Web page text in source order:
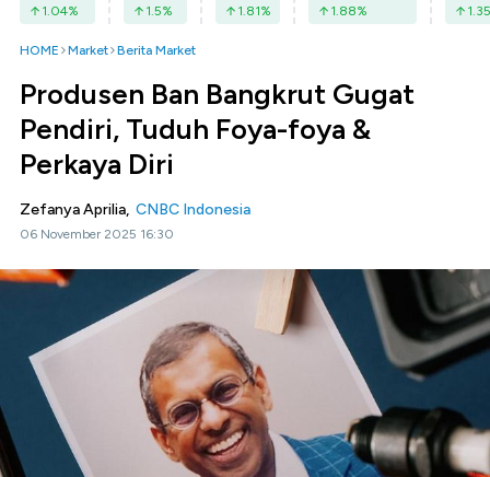
1.04% 1.5% 1.81% 1.88% 1.35
HOME Market Berita Market
Produsen Ban Bangkrut Gugat
Pendiri, Tuduh Foya-foya &
Perkaya Diri
Zefanya Aprilia, CNBC Indonesia
06 November 2025 16:30